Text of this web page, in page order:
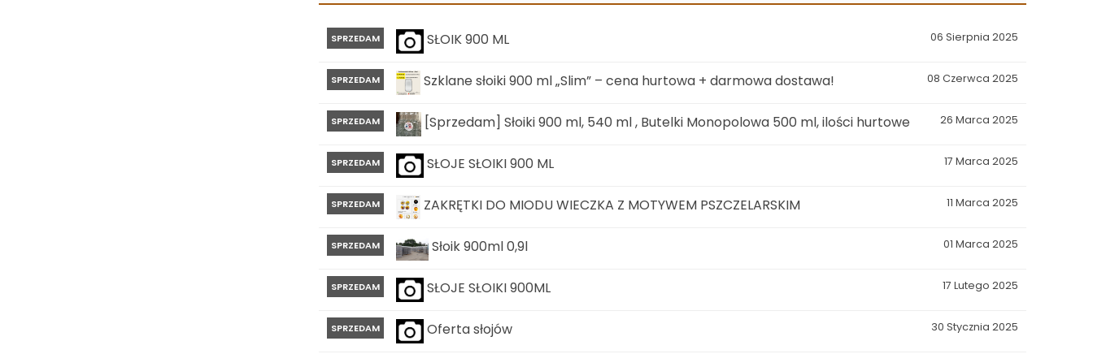
06 Sierpnia 2025
SPRZEDAM SŁOIK 900 ML
08 Czerwca 2025
SPRZEDAM Szklane słoiki 900 ml „Slim” – cena hurtowa + darmowa dostawa!
26 Marca 2025
SPRZEDAM [Sprzedam] Słoiki 900 ml, 540 ml , Butelki Monopolowa 500 ml, ilości hurtowe
17 Marca 2025
SPRZEDAM SŁOJE SŁOIKI 900 ML
11 Marca 2025
SPRZEDAM ZAKRĘTKI DO MIODU WIECZKA Z MOTYWEM PSZCZELARSKIM
01 Marca 2025
SPRZEDAM Słoik 900ml 0,9l
17 Lutego 2025
SPRZEDAM SŁOJE SŁOIKI 900ML
30 Stycznia 2025
SPRZEDAM Oferta słojów